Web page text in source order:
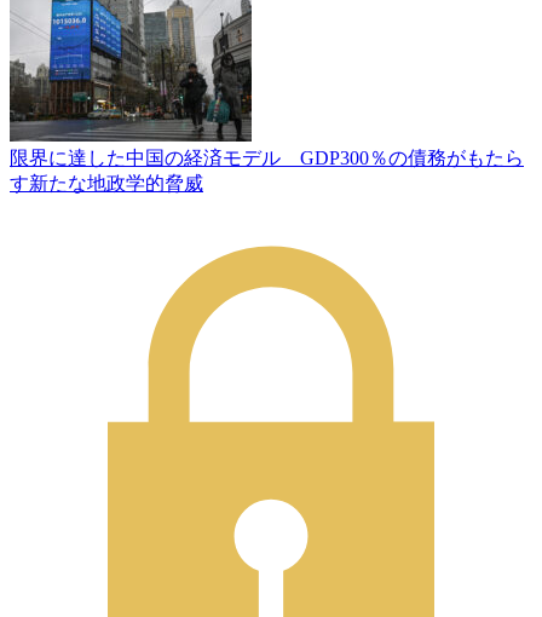
限界に達した中国の経済モデル GDP300％の債務がもたら
す新たな地政学的脅威